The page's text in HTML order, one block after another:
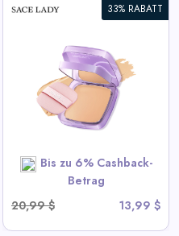
33% RABATT
Bis zu 6% Cashback-
Betrag
20,99 $
13,99 $